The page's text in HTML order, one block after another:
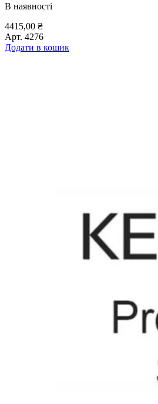
В наявності
4415,00 ₴
Арт. 4276
Додати в кошик